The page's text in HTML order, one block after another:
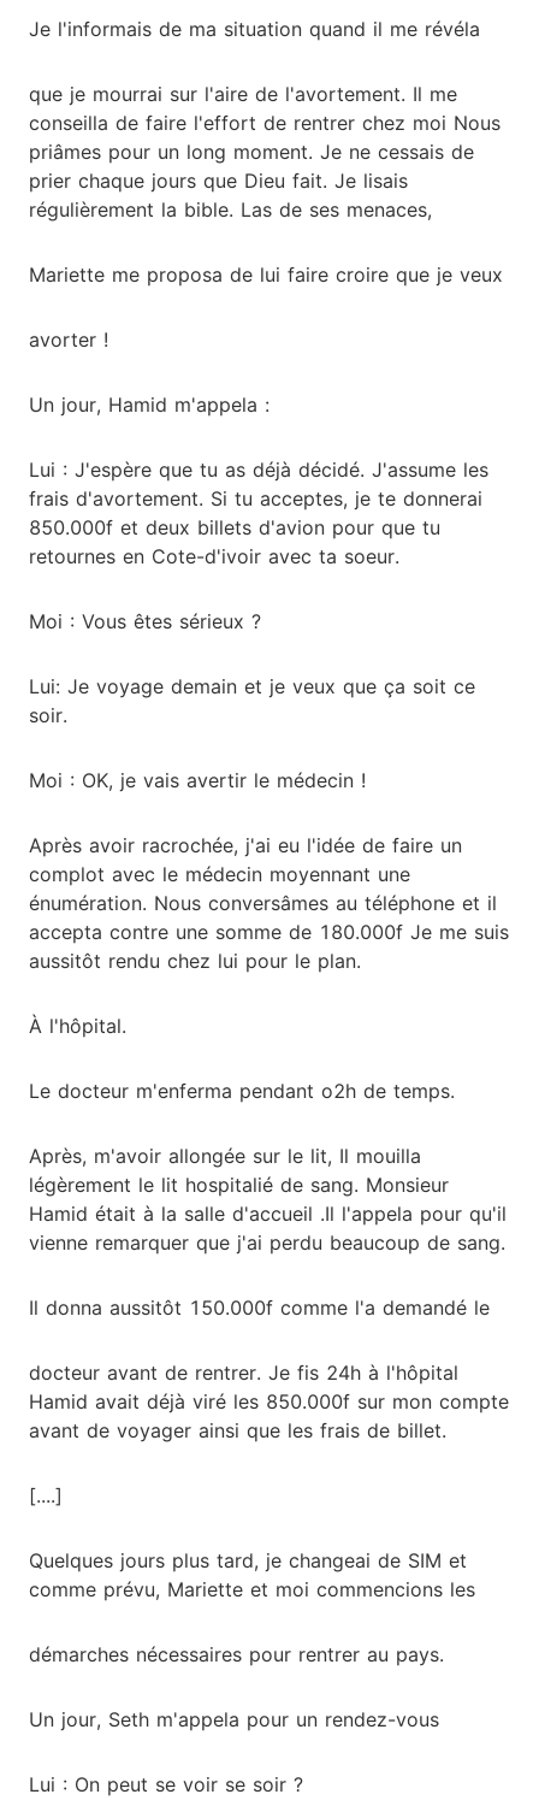
Je l'informais de ma situation quand il me révéla
que je mourrai sur l'aire de l'avortement. Il me
conseilla de faire l'effort de rentrer chez moi Nous
priâmes pour un long moment. Je ne cessais de
prier chaque jours que Dieu fait. Je lisais
régulièrement la bible. Las de ses menaces,
Mariette me proposa de lui faire croire que je veux
avorter !
Un jour, Hamid m'appela :
Lui : J'espère que tu as déjà décidé. J'assume les
frais d'avortement. Si tu acceptes, je te donnerai
850.000f et deux billets d'avion pour que tu
retournes en Cote-d'ivoir avec ta soeur.
Moi : Vous êtes sérieux ?
Lui: Je voyage demain et je veux que ça soit ce
soir.
Moi : OK, je vais avertir le médecin !
Après avoir racrochée, j'ai eu l'idée de faire un
complot avec le médecin moyennant une
énumération. Nous conversâmes au téléphone et il
accepta contre une somme de 180.000f Je me suis
aussitôt rendu chez lui pour le plan.
À l'hôpital.
Le docteur m'enferma pendant o2h de temps.
Après, m'avoir allongée sur le lit, Il mouilla
légèrement le lit hospitalié de sang. Monsieur
Hamid était à la salle d'accueil .Il l'appela pour qu'il
vienne remarquer que j'ai perdu beaucoup de sang.
Il donna aussitôt 150.000f comme l'a demandé le
docteur avant de rentrer. Je fis 24h à l'hôpital
Hamid avait déjà viré les 850.000f sur mon compte
avant de voyager ainsi que les frais de billet.
[....]
Quelques jours plus tard, je changeai de SIM et
comme prévu, Mariette et moi commencions les
démarches nécessaires pour rentrer au pays.
Un jour, Seth m'appela pour un rendez-vous
Lui : On peut se voir se soir ?